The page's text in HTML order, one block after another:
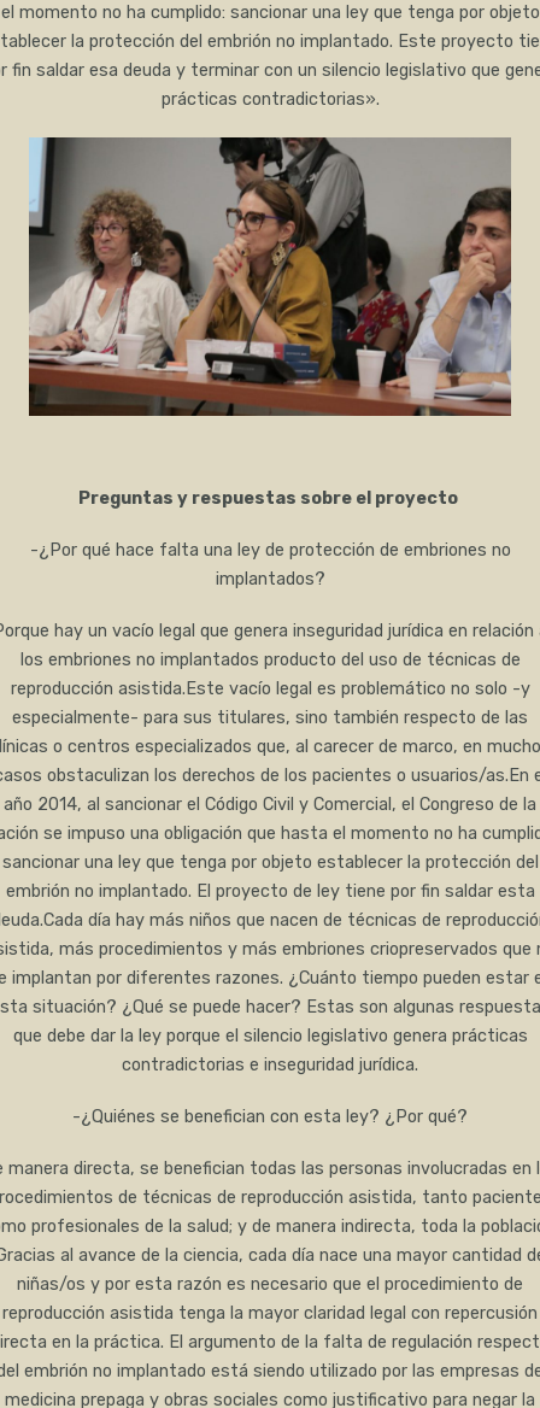
el momento no ha cumplido: sancionar una ley que tenga por objeto
la protección del embrión no implantado. Este proyecto
fin saldar esa deuda y terminar con un silencio legislativo que
prácticas contradictorias».
Preguntas y respuestas sobre el proyecto
-¿Por qué hace falta una ley de protección de embriones no
implantados?
hay un vacío legal que genera inseguridad jurídica en relación
los embriones no implantados producto del uso de técnicas de
reproducción asistida.Este vacío legal es problemático no solo -y
especialmente- para sus titulares, sino también respecto de las
o centros especializados que, al carecer de marco, en
obstaculizan los derechos de los pacientes o usuarios/as.En
año 2014, al sancionar el Código Civil y Comercial, el Congreso de la
se impuso una obligación que hasta el momento no ha
sancionar una ley que tenga por objeto establecer la protección del
embrión no implantado. El proyecto de ley tiene por fin saldar esta
día hay más niños que nacen de técnicas de
más procedimientos y más embriones criopreservados que
implantan por diferentes razones. ¿Cuánto tiempo pueden estar
situación? ¿Qué se puede hacer? Estas son algunas
que debe dar la ley porque el silencio legislativo genera prácticas
contradictorias e inseguridad jurídica.
-¿Quiénes se benefician con esta ley? ¿Por qué?
manera directa, se benefician todas las personas involucradas en
de técnicas de reproducción asistida, tanto
profesionales de la salud; y de manera indirecta, toda la
al avance de la ciencia, cada día nace una mayor cantidad
niñas/os y por esta razón es necesario que el procedimiento de
reproducción asistida tenga la mayor claridad legal con repercusión
en la práctica. El argumento de la falta de regulación
embrión no implantado está siendo utilizado por las empresas
medicina prepaga y obras sociales como justificativo para negar la